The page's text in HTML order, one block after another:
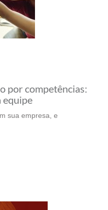
por competências:
equipe
sua empresa, e